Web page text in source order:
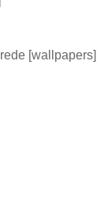
[wallpapers]